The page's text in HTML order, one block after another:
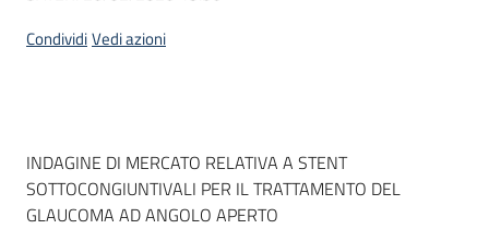
English
site
su
CondividiVedi azioni
Dati del bando
INDAGINE DI MERCATO RELATIVA A STENT
SOTTOCONGIUNTIVALI PER IL TRATTAMENTO DEL
GLAUCOMA AD ANGOLO APERTO